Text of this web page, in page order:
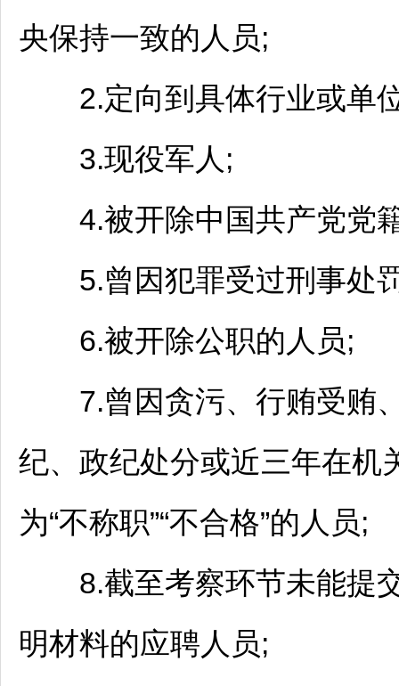
央保持一致的人员;
2.定向到具体行业或单
3.现役军人;
4.被开除中国共产党党
5.曾因犯罪受过刑事处
6.被开除公职的人员;
7.曾因贪污、行贿受贿、
纪、政纪处分或近三年在机
为“不称职”“不合格”的人员;
8.截至考察环节未能提
明材料的应聘人员;